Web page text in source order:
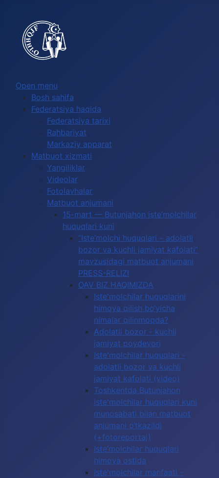
Open menu
Bosh sahifa
Federatsiya haqida
Federatsiya tarixi
Rahbariyat
Markaziy apparat
Matbuot xizmati
Yangiliklar
Videolar
Fotolavhalar
Matbuot anjumani
15-mart — Butunjahon iste’molchilar
huquqlari kuni
“Iste’molchi huquqlari – adolatli
bozor va kuchli jamiyat kafolati”
mavzusidagi matbuot anjumani
PRESS-RELIZI
OAV BIZ HAQIMIZDA
Iste'molchilar huquqlarini
himoya qilish bo‘yicha
nimalar qilinmoqda?
Adolatli bozor - kuchli
jamiyat poydevori
Iste'molchilar huquqlari -
adolatli bozor va kuchli
jamiyat kafolati (video)
Toshkentda Butunjahon
iste'molchilar huquqlari kuni
munosabati bilan matbuot
anjumani o‘tkazildi
(+fotoreportaj)
Iste’molchilar huquqlari
himoya ostida
Iste'molchilar manfaati -